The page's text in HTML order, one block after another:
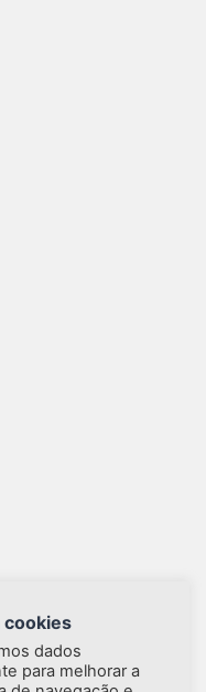
cookies
dados
para melhorar a